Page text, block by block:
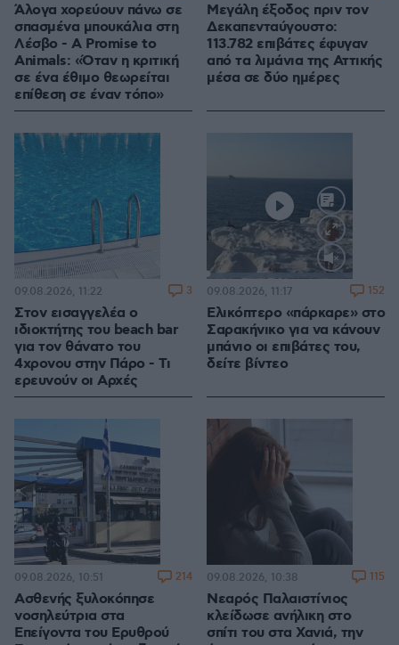
Άλογα χορεύουν πάνω σε
σπασμένα μπουκάλια στη
Λέσβο - A Promise to
Animals: «Όταν η κριτική
σε ένα έθιμο θεωρείται
επίθεση σε έναν τόπο»
Μεγάλη έξοδος πριν τον
Δεκαπενταύγουστο:
113.782 επιβάτες έφυγαν
από τα λιμάνια της Αττικής
μέσα σε δύο ημέρες
Στον εισαγγελέα ο
ιδιοκτήτης του beach bar
για τον θάνατο του
4χρονου στην Πάρο - Τι
ερευνούν οι Αρχές
09.08.2026, 11:22 3
Loaded
100.00%
Ελικόπτερο «πάρκαρε» στο
Σαρακήνικο για να κάνουν
μπάνιο οι επιβάτες του,
δείτε βίντεο
09.08.2026, 11:17 152
Ασθενής ξυλοκόπησε
νοσηλεύτρια στα
Επείγοντα του Ερυθρού
09.08.2026, 10:51 214
Νεαρός Παλαιστίνιος
κλείδωσε ανήλικη στο
σπίτι του στα Χανιά, την
09.08.2026, 10:38 115